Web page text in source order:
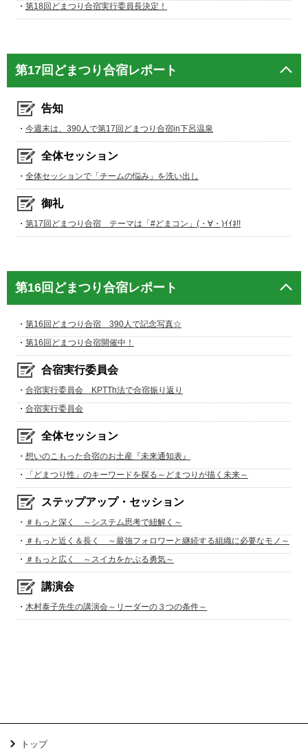
・ 第18回どまつり合宿実行委員長決定！
第17回どまつり合宿レポート
告知
・ 今週末は、390人で第17回どまつり合宿in下呂温泉
全体セッション
・ 全体セッションで「チームの悩み」を洗い出し
御礼
・ 第17回どまつり合宿 テーマは「#どまコン」(・∀・)ｲｲﾈ!!
第16回どまつり合宿レポート
・ 第16回どまつり合宿 390人で記念写真☆
・ 第16回どまつり合宿開催中！
合宿実行委員会
・ 合宿実行委員会 KPTTh法で合宿振り返り
・ 合宿実行委員会
全体セッション
・ 想いのこもった合宿のお土産『未来通知表』
・
「どまつり性」のキーワードを探る～どまつりが描く未来～
ステップアップ・セッション
・ ＃もっと深く ～システム思考で紐解く～
・ ＃もっと近く＆長く ～最強フォロワーと継続する組織に必要なモノ～
・ ＃もっと広く ～スイカをかぶる勇気～
講演会
・ 木村泰子先生の講演会～リーダーの３つの条件～
トップ